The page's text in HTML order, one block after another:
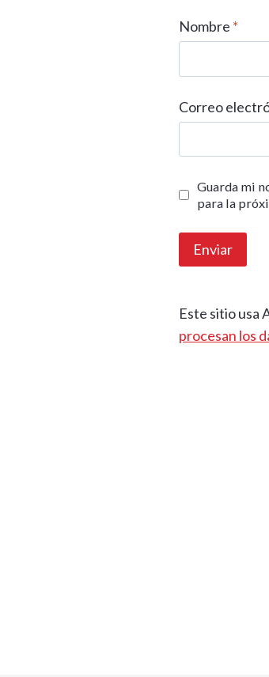
Nombre *
Correo
Guarda mi
para la
Este sitio usa
procesan los